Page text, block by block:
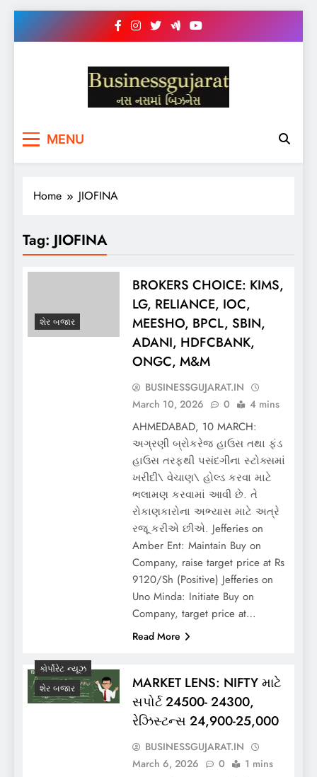
BUSINESS GUJARAT
MENU
Home JIOFINA
Tag: JIOFINA
શેર બજાર
BROKERS CHOICE: KIMS,
LG, RELIANCE, IOC,
MEESHO, BPCL, SBIN,
ADANI, HDFCBANK,
ONGC, M&M
BUSINESSGUJARAT.IN
March 10, 2026
0 4 mins
AHMEDABAD, 10 MARCH:
અગ્રણી બ્રોકરેજ હાઉસ તથા ફંડ
હાઉસ તરફથી પસંદગીના સ્ટોક્સમાં
ખરીદી\ વેચાણ\ હોલ્ડ કરવા માટે
ભલામણ કરવામાં આવી છે. તે
રોકાણકારોના અભ્યાસ માટે અત્રે
રજૂ કરીએ છીએ. Jefferies on
Amber Ent: Maintain Buy on
Company, raise target price at Rs
9120/Sh (Positive) Jefferies on
Uno Minda: Initiate Buy on
Company, target price at…
Read More
કોર્પોરેટ ન્યૂઝ
શેર બજાર
MARKET LENS: NIFTY માટે
સપોર્ટ 24500- 24300,
રેઝિસ્ટન્સ 24,900-25,000
BUSINESSGUJARAT.IN
March 6, 2026
0 1 mins